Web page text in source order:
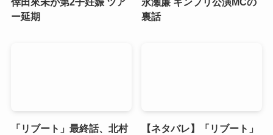
ー延期
裏話
「リブート」最終話、北村
【ネタバレ】「リブート」